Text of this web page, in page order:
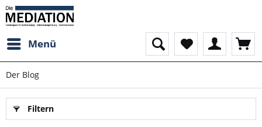
Menü
Der Blog
Filtern